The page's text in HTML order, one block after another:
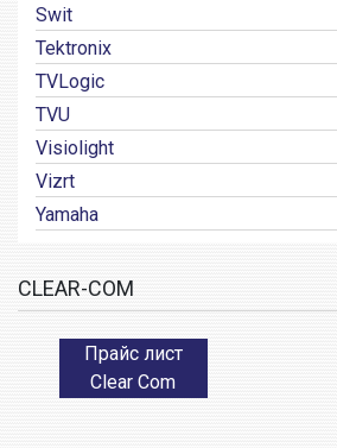
Swit
Tektronix
TVLogic
TVU
Visiolight
Vizrt
Yamaha
CLEAR-COM
Прайс лист
Clear Com